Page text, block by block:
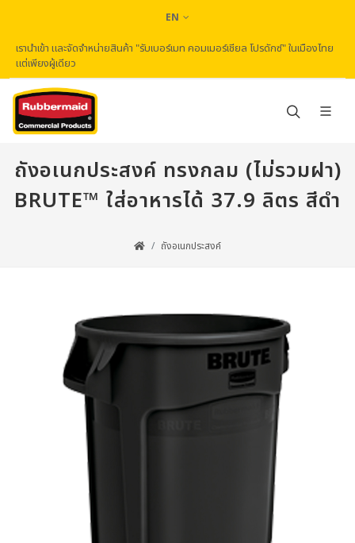
EN
เรานำเข้า และจัดจำหน่ายสินค้า "รับเบอร์เมท คอมเมอร์เชียล โปรดักซ์" ในเมืองไทย
แต่เพียงผู้เดียว
ถังอเนกประสงค์ ทรงกลม (ไม่รวมฝา)
BRUTE™ ใส่อาหารได้ 37.9 ลิตร สีดำ
ถังอเนกประสงค์